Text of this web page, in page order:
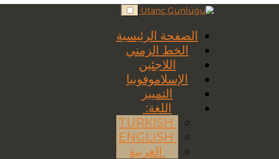
Skip
to
الصفحة الرئيسية
الخط الزمني
اللاجئين
الإسلاموفوبيا
التمييز
اللغة:
العربية